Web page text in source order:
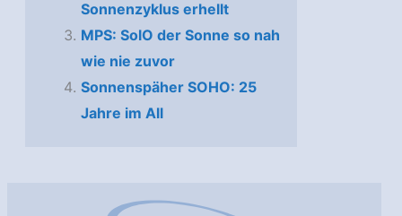
Sonnenzyklus erhellt
MPS: SolO der Sonne so nah
wie nie zuvor
Sonnenspäher SOHO: 25
Jahre im All